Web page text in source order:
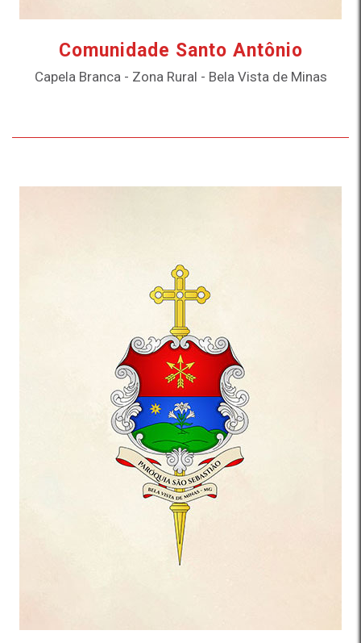
Comunidade Santo Antônio
Capela Branca - Zona Rural - Bela Vista de Minas